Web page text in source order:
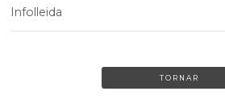
Infolleida
TORNAR